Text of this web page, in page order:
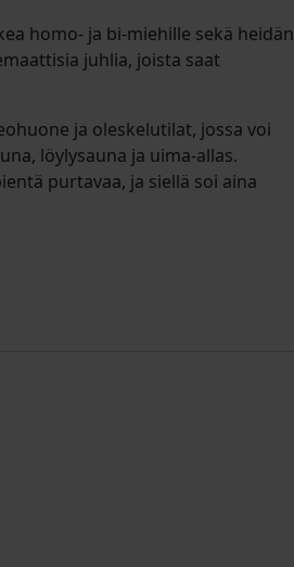
homo- ja bi-miehille sekä heidän
juhlia, joista saat
ja oleskelutilat, jossa voi
löylysauna ja uima-allas.
purtavaa, ja siellä soi aina